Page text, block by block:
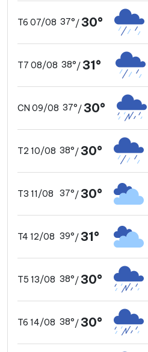
T6 07/08 37°/30°
T7 08/08 38°/31°
CN 09/08 37°/30°
T2 10/08 38°/30°
T3 11/08 37°/30°
T4 12/08 39°/31°
T5 13/08 38°/30°
T6 14/08 38°/30°